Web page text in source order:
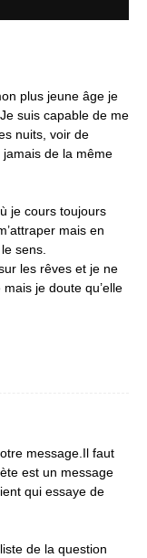
plus jeune âge je
suis capable de me
nuits, voir de
de la même
je cours toujours
mais en
sens.
les rêves et je ne
je doute qu’elle
message.Il faut
est un message
qui essaye de
de la question